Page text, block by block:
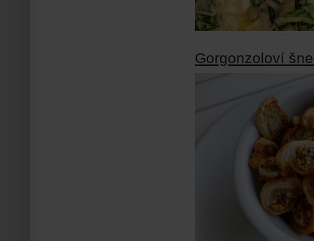
Gorgonzoloví